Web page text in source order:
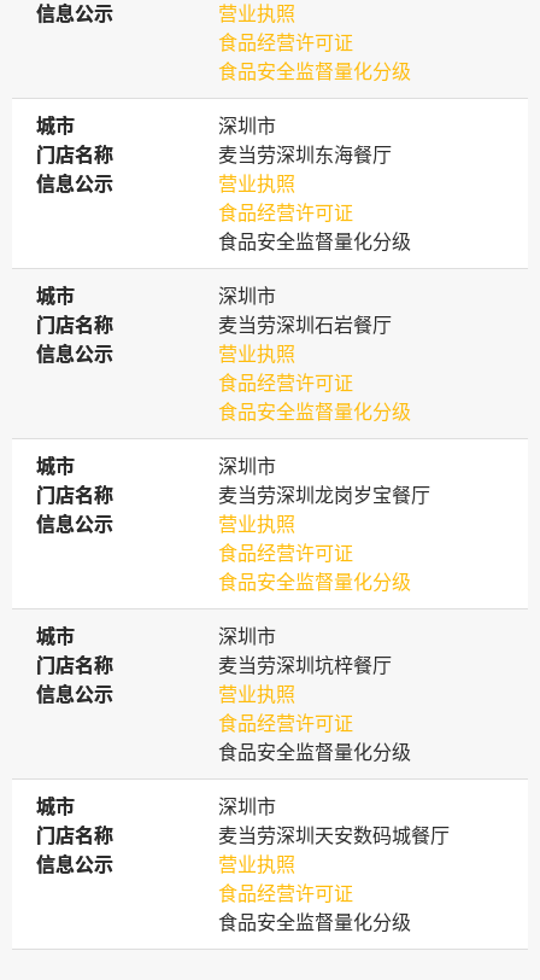
信息公示
信息公示
营业执照
食品经营许可证
食品安全监督量化分级
城市
城市
深圳市
门店名称
门店名称
麦当劳深圳东海餐厅
信息公示
信息公示
营业执照
食品经营许可证
食品安全监督量化分级
城市
城市
深圳市
门店名称
门店名称
麦当劳深圳石岩餐厅
信息公示
信息公示
营业执照
食品经营许可证
食品安全监督量化分级
城市
城市
深圳市
门店名称
门店名称
麦当劳深圳龙岗岁宝餐厅
信息公示
信息公示
营业执照
食品经营许可证
食品安全监督量化分级
城市
城市
深圳市
门店名称
门店名称
麦当劳深圳坑梓餐厅
信息公示
信息公示
营业执照
食品经营许可证
食品安全监督量化分级
城市
城市
深圳市
门店名称
门店名称
麦当劳深圳天安数码城餐厅
信息公示
信息公示
营业执照
食品经营许可证
食品安全监督量化分级